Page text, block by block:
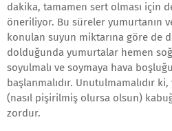
dakika, tamamen sert olması için
öneriliyor. Bu süreler yumurtanın
konulan suyun miktarına göre de
dolduğunda yumurtalar hemen
soyulmalı ve soymaya hava
başlanmalıdır. Unutulmamalıdır
(nasıl pişirilmiş olursa olsun)
zordur.